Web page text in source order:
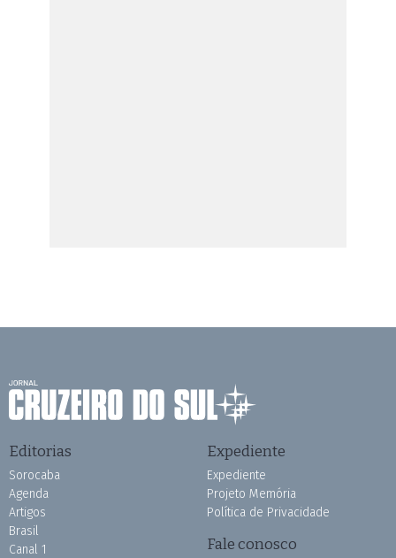
Editorias
Sorocaba
Agenda
Artigos
Brasil
Canal 1
Expediente
Expediente
Projeto Memória
Política de Privacidade
Fale conosco